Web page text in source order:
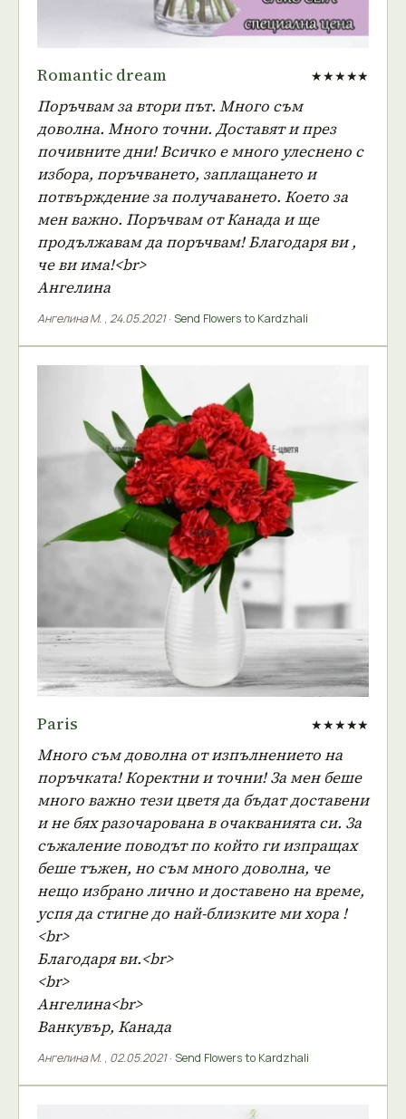
Romantic dream ★★★★★
Поръчвам за втори път. Много съм
доволна. Много точни. Доставят и през
почивните дни! Всичко е много улеснено с
избора, поръчването, заплащането и
потвърждение за получаването. Което за
мен важно. Поръчвам от Канада и ще
продължавам да поръчвам! Благодаря ви ,
че ви има!<br>
Ангелина
Ангелина М. , 24.05.2021· Send Flowers to Kardzhali
Paris ★★★★★
Много съм доволна от изпълнението на
поръчката! Коректни и точни! За мен беше
много важно тези цветя да бъдат доставени
и не бях разочарована в очакванията си. За
съжаление поводът по който ги изпращах
беше тъжен, но съм много доволна, че
нещо избрано лично и доставено на време,
успя да стигне до най-близките ми хора !
<br>
Благодаря ви.<br>
<br>
Ангелина<br>
Ванкувър, Канада
Ангелина М. , 02.05.2021· Send Flowers to Kardzhali